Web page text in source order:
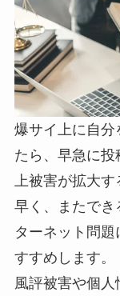
爆サイ上に自分
たら、早急に
上被害が拡大す
早く、またでき
ターネット問
すすめします。
風評被害や個